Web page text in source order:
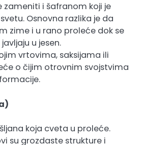
zameniti i šafranom koji je
Osnovna razlika je da
zime i u rano proleće dok se
u jesen.
vrtovima, saksijama ili
o čijim otrovnim svojstvima
koja cveta u proleće.
su grozdaste strukture i